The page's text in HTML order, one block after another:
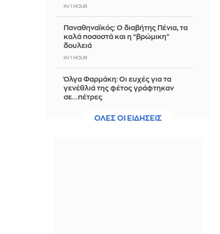
IN 1 HOUR
Παναθηναϊκός: Ο διαβήτης Πένια, τα
καλά ποσοστά και η “βρώμικη”
δουλειά
IN 1 HOUR
Όλγα Φαρμάκη: Οι ευχές για τα
γενέθλιά της φέτος γράφτηκαν
σε...πέτρες
ΟΛΕΣ ΟΙ ΕΙΔΗΣΕΙΣ